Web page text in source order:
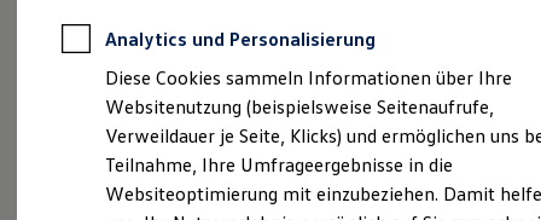
Autokredit mit Schlussrate
Versicherungen und Garantien
Kfz-Versicherung
Restschuldversicherungen
Garantien
Wartungsverträge
Geschäftskunden
Professional Class bei Volkswagen
Großkunden( Impressum & Rechtliches
Analytics und Personalisierung
Diese Cookies sammeln Informationen über Ihre
Websitenutzung (beispielsweise Seitenaufrufe,
Verweildauer je Seite, Klicks) und ermöglichen uns
Teilnahme, Ihre Umfrageergebnisse in die
Websiteoptimierung mit einzubeziehen. Damit